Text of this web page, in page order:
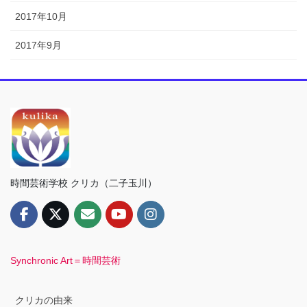
2017年10月
2017年9月
時間芸術学校 クリカ（二子玉川）
Synchronic Art＝時間芸術
クリカの由来